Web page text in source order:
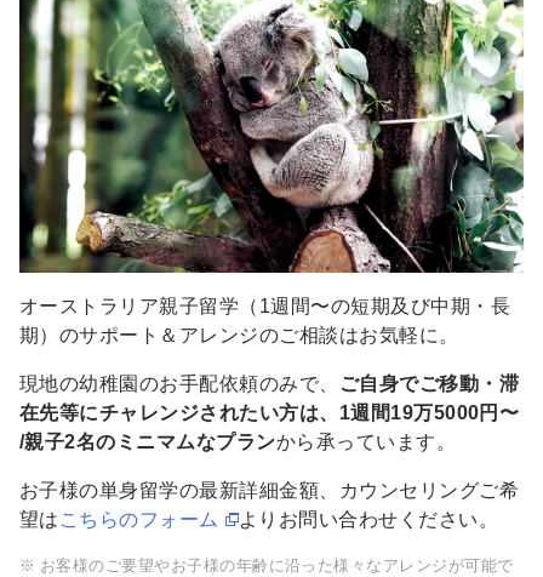
オーストラリア親子留学（1週間〜の短期及び中期・長
期）のサポート＆アレンジのご相談はお気軽に。
現地の幼稚園のお手配依頼のみで、
ご自身でご移動・滞
在先等にチャレンジされたい方は、1週間19万5000円〜
/親子2名のミニマムなプランから承っています。
お子様の単身留学の最新詳細金額、カウンセリングご希
望は こちらのフォーム よりお問い合わせください。
お客様のご要望やお子様の年齢に沿った様々なアレンジが可能で